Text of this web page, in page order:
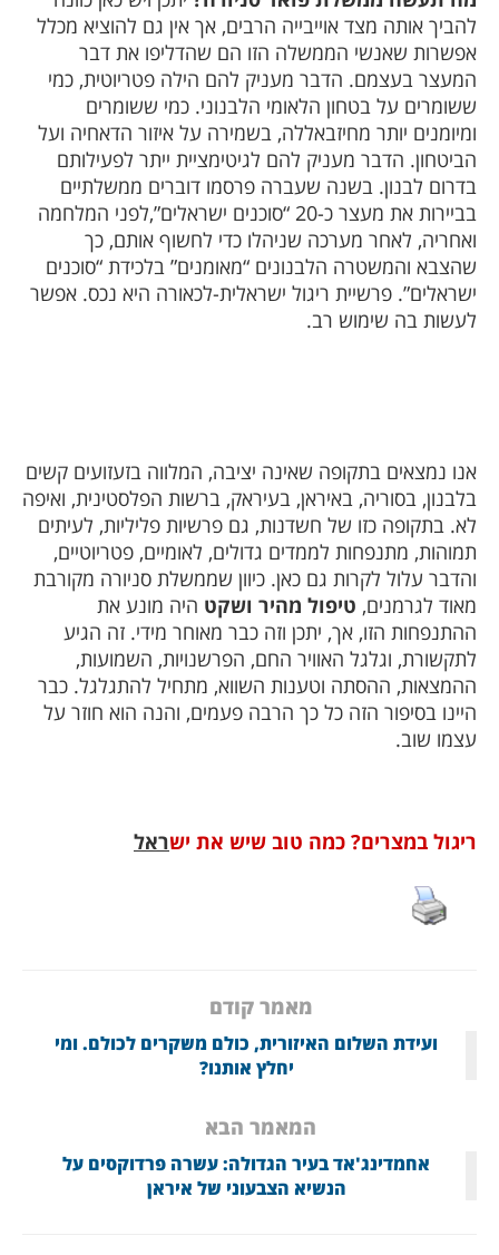
להביך אותה מצד אוייבייה הרבים, אך אין גם להוציא מכלל
אפשרות שאנשי הממשלה הזו הם שהדליפו את דבר
המעצר בעצמם. הדבר מעניק להם הילה פטריוטית, כמי
ששומרים על בטחון הלאומי הלבנוני. כמי ששומרים
ומיומנים יותר מחיזבאללה, בשמירה על איזור הדאחיה ועל
הביטחון. הדבר מעניק להם לגיטימציית ייתר לפעילותם
בדרום לבנון. בשנה שעברה פרסמו דוברים ממשלתיים
בביירות את מעצר כ-20 “סוכנים ישראלים”,לפני המלחמה
ואחריה, לאחר מערכה שניהלו כדי לחשוף אותם, כך
שהצבא והמשטרה הלבנונים “מאומנים” בלכידת “סוכנים
ישראלים”. פרשיית ריגול ישראלית-לכאורה היא נכס. אפשר
לעשות בה שימוש רב.
אנו נמצאים בתקופה שאינה יציבה, המלווה בזעזועים קשים
בלבנון, בסוריה, באיראן, בעיראק, ברשות הפלסטינית, ואיפה
לא. בתקופה כזו של חשדנות, גם פרשיות פליליות, לעיתים
תמוהות, מתנפחות לממדים גדולים, לאומיים, פטריוטיים,
והדבר עלול לקרות גם כאן. כיוון שממשלת סניורה מקורבת
מאוד לגרמנים, טיפול מהיר ושקט היה מונע את
ההתנפחות הזו, אך, יתכן וזה כבר מאוחר מידי. זה הגיע
לתקשורת, וגלגל האוויר החם, הפרשנויות, השמועות,
ההמצאות, ההסתה וטענות השווא, מתחיל להתגלגל. כבר
היינו בסיפור הזה כל כך הרבה פעמים, והנה הוא חוזר על
עצמו שוב.
ריגול במצרים? כמה טוב שיש את ישראל
מאמר קודם
ועידת השלום האיזורית, כולם משקרים לכולם. ומי
יחלץ אותנו?
המאמר הבא
אחמדינג'אד בעיר הגדולה: עשרה פרדוקסים על
הנשיא הצבעוני של איראן